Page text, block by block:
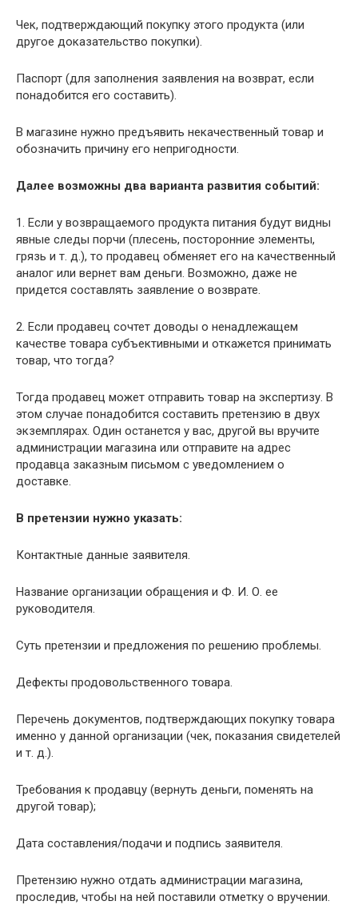
Чек, подтверждающий покупку этого продукта (или
другое доказательство покупки).
Паспорт (для заполнения заявления на возврат, если
понадобится его составить).
В магазине нужно предъявить некачественный товар и
обозначить причину его непригодности.
Далее возможны два варианта развития событий:
1. Если у возвращаемого продукта питания будут видны
явные следы порчи (плесень, посторонние элементы,
грязь и т. д.), то продавец обменяет его на качественный
аналог или вернет вам деньги. Возможно, даже не
придется составлять заявление о возврате.
2. Если продавец сочтет доводы о ненадлежащем
качестве товара субъективными и откажется принимать
товар, что тогда?
Тогда продавец может отправить товар на экспертизу. В
этом случае понадобится составить претензию в двух
экземплярах. Один останется у вас, другой вы вручите
администрации магазина или отправите на адрес
продавца заказным письмом с уведомлением о
доставке.
В претензии нужно указать:
Контактные данные заявителя.
Название организации обращения и Ф. И. О. ее
руководителя.
Суть претензии и предложения по решению проблемы.
Дефекты продовольственного товара.
Перечень документов, подтверждающих покупку товара
именно у данной организации (чек, показания свидетелей
и т. д.).
Требования к продавцу (вернуть деньги, поменять на
другой товар);
Дата составления/подачи и подпись заявителя.
Претензию нужно отдать администрации магазина,
проследив, чтобы на ней поставили отметку о вручении.